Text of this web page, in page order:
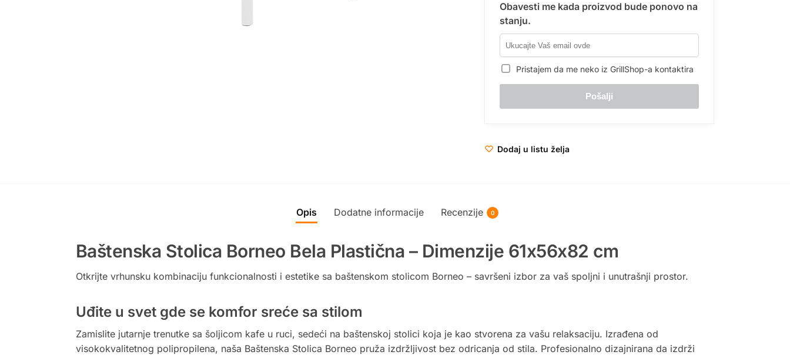
Obavesti me kada proizvod bude ponovo na
stanju.
Pristajem da me neko iz GrillShop-a kontaktira
Dodaj u listu želja
Opis Dodatne informacije Recenzije 0
Baštenska Stolica Borneo Bela Plastična – Dimenzije 61x56x82 cm
Otkrijte vrhunsku kombinaciju funkcionalnosti i estetike sa baštenskom stolicom Borneo – savršeni izbor za vaš spoljni i unutrašnji prostor.
Uđite u svet gde se komfor sreće sa stilom
Zamislite jutarnje trenutke sa šoljicom kafe u ruci, sedeći na baštenskoj stolici koja je kao stvorena za vašu relaksaciju. Izrađena od
visokokvalitetnog polipropilena, naša Baštenska Stolica Borneo pruža izdržljivost bez odricanja od stila. Profesionalno dizajnirana da izdrži